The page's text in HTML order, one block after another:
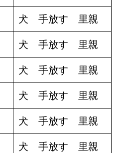
犬 手放す 里親
犬 手放す 里親
犬 手放す 里親
犬 手放す 里親
犬 手放す 里親
犬 手放す 里親